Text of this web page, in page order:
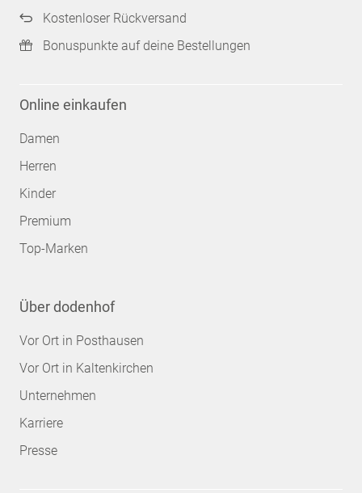
Kostenloser Rückversand
Bonuspunkte auf deine Bestellungen
Online einkaufen
Damen
Herren
Kinder
Premium
Top-Marken
Über dodenhof
Vor Ort in Posthausen
Vor Ort in Kaltenkirchen
Unternehmen
Karriere
Presse